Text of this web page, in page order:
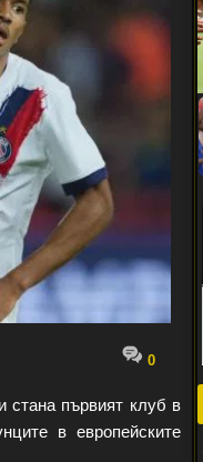
0
стана първият клуб в
в европейските